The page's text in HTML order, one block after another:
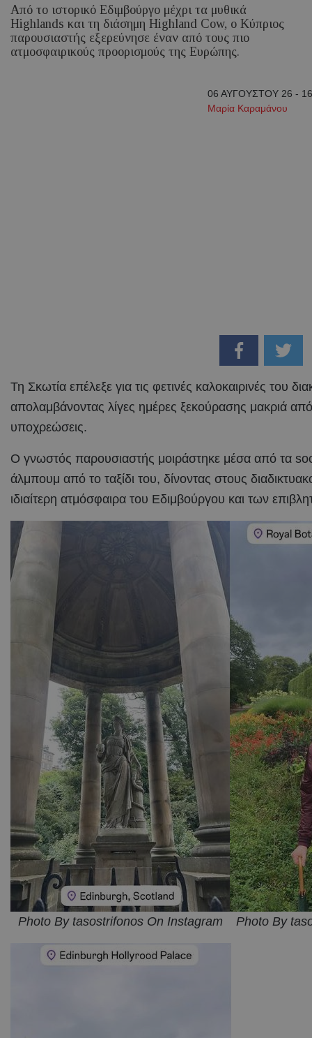
Από το ιστορικό Εδιμβούργο μέχρι τα μυθικά
Highlands και τη διάσημη Highland Cow, ο Κύπριος
παρουσιαστής εξερεύνησε έναν από τους πιο
ατμοσφαιρικούς προορισμούς της Ευρώπης.
06 ΑΥΓΟΥΣΤΟΥ 26 -
Μαρία Καραμάνου
Τη Σκωτία επέλεξε για τις φετινές καλοκαιρινές του
απολαμβάνοντας λίγες ημέρες ξεκούρασης μακριά από
υποχρεώσεις.
Ο γνωστός παρουσιαστής μοιράστηκε μέσα από τα
άλμπουμ από το ταξίδι του, δίνοντας στους
ιδιαίτερη ατμόσφαιρα του Εδιμβούργου και των
Photo By tasostrifonos On Instagram Photo By